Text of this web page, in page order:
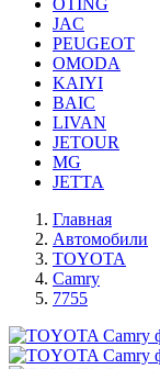
OTING
JAC
PEUGEOT
OMODA
KAIYI
BAIC
LIVAN
JETOUR
MG
JETTA
Главная
Автомобили
TOYOTA
Camry
7755